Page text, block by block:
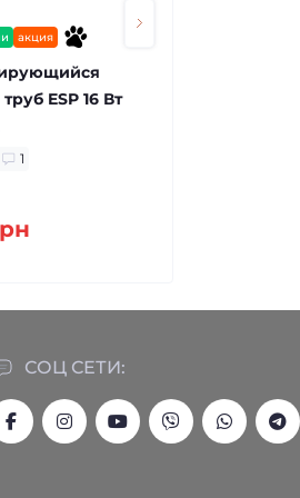
акция
ESP 16 Вт
СОЦ СЕТИ: